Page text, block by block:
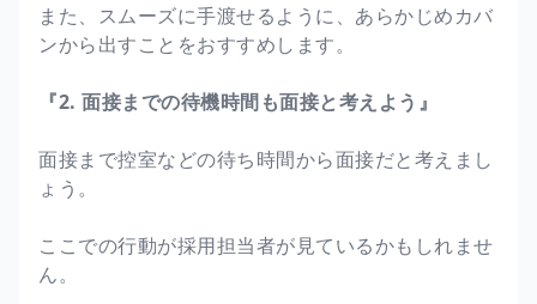
また、スムーズに手渡せるように、あらかじめカバ
ンから出すことをおすすめします。
『2. 面接までの待機時間も面接と考えよう』
面接まで控室などの待ち時間から面接だと考えまし
ょう。
ここでの行動が採用担当者が見ているかもしれませ
ん。